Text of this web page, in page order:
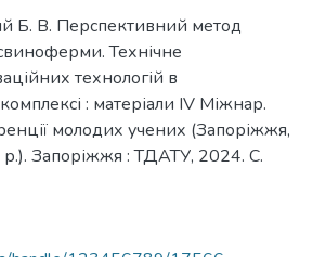
Б. В. Перспективний метод
свиноферми. Технічне
технологій в
: матеріали IV Міжнар.
молодих учених (Запоріжжя,
Запоріжжя : ТДАТУ, 2024. С.